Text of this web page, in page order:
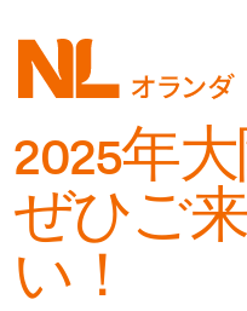
イ
ン
コ
ン
テ
ン
2025年
ぜひご
い！
オランダ
ングラウンド
オランダ
425周年
パートナー
スポンサー